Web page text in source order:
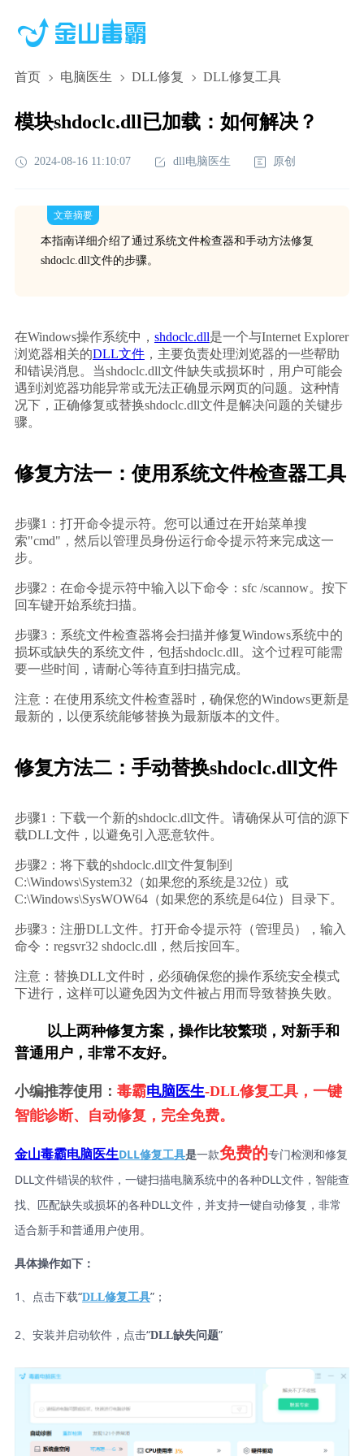
首页 电脑医生 DLL修复 DLL修复工具
模块shdoclc.dll已加载：如何解决？
2024-08-16 11:10:07 dll电脑医生 原创
文章摘要
本指南详细介绍了通过系统文件检查器和手动方法修复
shdoclc.dll文件的步骤。
在Windows操作系统中， shdoclc.dll是一个与Internet Explorer
浏览器相关的DLL文件，主要负责处理浏览器的一些帮助
和错误消息。当shdoclc.dll文件缺失或损坏时，用户可能会
遇到浏览器功能异常或无法正确显示网页的问题。这种情
况下，正确修复或替换shdoclc.dll文件是解决问题的关键步
骤。
修复方法一：使用系统文件检查器工具
步骤1：打开命令提示符。您可以通过在开始菜单搜
索"cmd"，然后以管理员身份运行命令提示符来完成这一
步。
步骤2：在命令提示符中输入以下命令：sfc /scannow。按下
回车键开始系统扫描。
步骤3：系统文件检查器将会扫描并修复Windows系统中的
损坏或缺失的系统文件，包括shdoclc.dll。这个过程可能需
要一些时间，请耐心等待直到扫描完成。
注意：在使用系统文件检查器时，确保您的Windows更新是
最新的，以便系统能够替换为最新版本的文件。
修复方法二：手动替换shdoclc.dll文件
步骤1：下载一个新的shdoclc.dll文件。请确保从可信的源下
载DLL文件，以避免引入恶意软件。
步骤2：将下载的shdoclc.dll文件复制到
C:\Windows\System32（如果您的系统是32位）或
C:\Windows\SysWOW64（如果您的系统是64位）目录下。
步骤3：注册DLL文件。打开命令提示符（管理员），输入
命令：regsvr32 shdoclc.dll，然后按回车。
注意：替换DLL文件时，必须确保您的操作系统安全模式
下进行，这样可以避免因为文件被占用而导致替换失败。
以上两种修复方案，操作比较繁琐，对新手和
普通用户，非常不友好。
小编推荐使用： 毒霸电脑医生-DLL修复工具，一键
智能诊断、自动修复，完全免费。
金山毒霸电脑医生DLL修复工具是一款免费的专门检测和修复
DLL文件错误的软件，一键扫描电脑系统中的各种DLL文件，智能查
找、匹配缺失或损坏的各种DLL文件，并支持一键自动修复，非常
适合新手和普通用户使用。
具体操作如下：
1、点击下载“DLL修复工具”；
2、安装并启动软件，点击“DLL缺失问题”